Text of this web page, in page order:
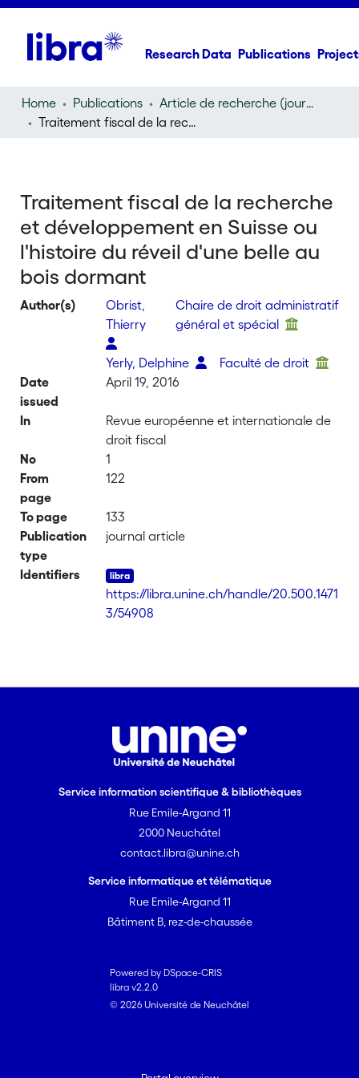
Research Data Publications
Home Publications
Article de recherche (journal article)
Traitement fiscal de la recherche et développement en Suisse ou l'histoire du réveil d'une belle au bois dormant
Traitement fiscal de la recherche
et développement en Suisse ou
l'histoire du réveil d'une belle au
bois dormant
Author(s)
Obrist,
Thierry
Chaire de droit administratif
général et spécial
Yerly, Delphine
Faculté de droit
Date
issued
April 19, 2016
In
Revue européenne et internationale de
droit fiscal
No
1
From
page
122
To page
133
Publication
type
journal article
Identifiers
https://libra.unine.ch/handle/20.500.1471
3/54908
Service information scientifique & bibliothèques
Rue Emile-Argand 11
2000 Neuchâtel
contact.libra@unine.ch
Service informatique et télématique
Rue Emile-Argand 11
Bâtiment B, rez-de-chaussée
Powered by DSpace-CRIS
libra v2.2.0
© 2026 Université de Neuchâtel